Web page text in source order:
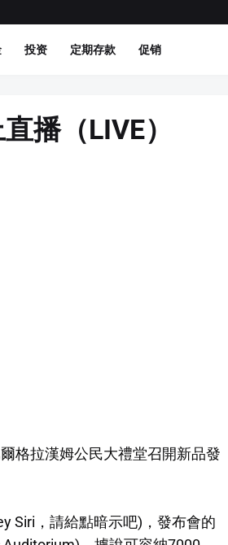
投资 定期存款 促销
播（LIVE）
格拉漢姆公民大禮堂召開新品發
Siri，請給點暗示吧)，發布會的